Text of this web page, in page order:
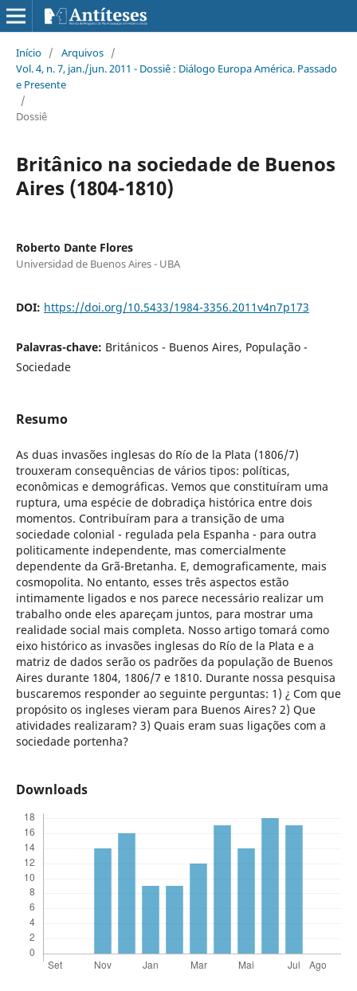
Início / Arquivos /
Vol. 4, n. 7, jan./jun. 2011 - Dossiê : Diálogo Europa América. Passado
e Presente
/
Dossiê
Britânico na sociedade de Buenos
Aires (1804-1810)
Roberto Dante Flores
Universidad de Buenos Aires - UBA
DOI: https://doi.org/10.5433/1984-3356.2011v4n7p173
Palavras-chave: Británicos - Buenos Aires, População -
Sociedade
Resumo
As duas invasões inglesas do Río de la Plata (1806/7)
trouxeram consequências de vários tipos: políticas,
econômicas e demográficas. Vemos que constituíram uma
ruptura, uma espécie de dobradiça histórica entre dois
momentos. Contribuíram para a transição de uma
sociedade colonial - regulada pela Espanha - para outra
politicamente independente, mas comercialmente
dependente da Grã-Bretanha. E, demograficamente, mais
cosmopolita. No entanto, esses três aspectos estão
intimamente ligados e nos parece necessário realizar um
trabalho onde eles apareçam juntos, para mostrar uma
realidade social mais completa. Nosso artigo tomará como
eixo histórico as invasões inglesas do Río de la Plata e a
matriz de dados serão os padrões da população de Buenos
Aires durante 1804, 1806/7 e 1810. Durante nossa pesquisa
buscaremos responder ao seguinte perguntas: 1) ¿ Com que
propósito os ingleses vieram para Buenos Aires? 2) Que
atividades realizaram? 3) Quais eram suas ligações com a
sociedade portenha?
Downloads